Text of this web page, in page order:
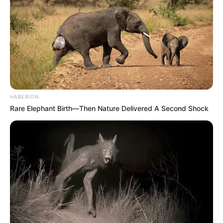
Στην ίδια κατεύθυνση, «ο Ευρωπαϊκός Οργανισμός
Φαρμάκων (European Medicines Agency – EMA) εξέδωσε,
υπό όρους, άδεια χορήγησης για το εμβόλιο των Pfizer-
HABERION
Rare Elephant Birth—Then Nature Delivered A Second Shock